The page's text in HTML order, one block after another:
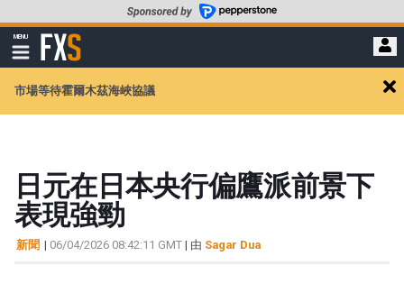
至
要
MENU
顯
示
航
FXStreet
市場等待霍爾木茲海峽協議
日元在日本央行偏鷹派前景下
表現強勁
新聞 | 06/04/2026 08:42:11 GMT | 由 Sagar Dua